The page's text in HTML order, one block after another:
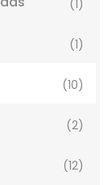
(1)
(1)
(10)
(2)
(12)